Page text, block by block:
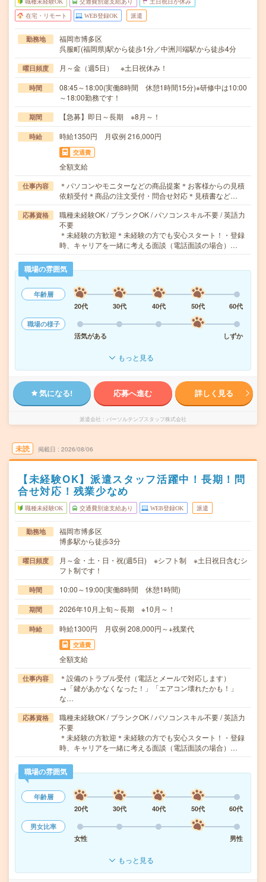
職種未経験OK 交通費別途支給あり 土日祝日が休み
在宅・リモート WEB登録OK 派遣
勤務地
福岡市博多区
呉服町(福岡県)駅から徒歩1分／中洲川端駅から徒歩4分
曜日頻度 月～金（週5日） ※土日祝休み！
時間
08:45～18:00(実働8時間 休憩1時間15分)※研修中は10:00
～18:00勤務です！
期間 【急募】即日～長期 ※8月～！
時給 時給1350円 月収例 216,000円
交通費
全額支給
仕事内容
＊パソコンやモニターなどの商品提案＊お客様からの見積
依頼受付＊商品の注文受付・問合せ対応＊見積書など…
応募資格
職種未経験OK / ブランクOK / パソコンスキル不要 / 英語力
不要
＊未経験の方歓迎＊未経験の方でも安心スタート！・登録
時、キャリアを一緒に考える面談（電話面談の場合）…
職場の雰囲気
年齢層
20代
30代 40代 50代
60代
職場の様子
活気がある
しずか
もっと見る
気になる! 応募へ進む 詳しく見る
派遣会社 パーソルテンプスタッフ株式会社
未読 掲載日 2026/08/06
【未経験OK】派遣スタッフ活躍中！長期！問
合せ対応！残業少なめ
職種未経験OK 交通費別途支給あり WEB登録OK 派遣
勤務地
福岡市博多区
博多駅から徒歩3分
曜日頻度
月～金・土・日・祝(週5日) ※シフト制 ※土日祝日含むシ
フト制です！
時間 10:00～19:00(実働8時間 休憩1時間)
期間 2026年10月上旬～長期 ※10月～！
時給 時給1300円 月収例 208,000円～+残業代
交通費
全額支給
仕事内容
＊設備のトラブル受付（電話とメールで対応します）
→「鍵があかなくなった！」「エアコン壊れたかも！」
な…
応募資格
職種未経験OK / ブランクOK / パソコンスキル不要 / 英語力
不要
＊未経験の方歓迎＊未経験の方でも安心スタート！・登録
時、キャリアを一緒に考える面談（電話面談の場合）…
職場の雰囲気
年齢層
20代
30代 40代 50代
60代
男女比率
女性
男性
もっと見る